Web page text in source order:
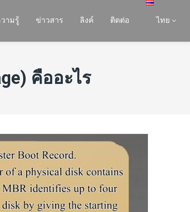
ามรู้ ข่าวสาร ลิงค์ ติดต่อ ไทย
คืออะไร